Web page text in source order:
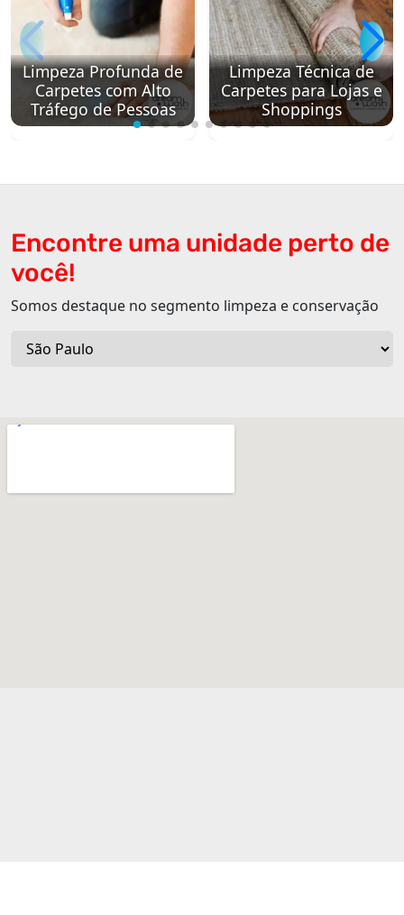
Limpeza Profunda de
Carpetes com Alto
Tráfego de Pessoas
Limpeza Técnica de
Carpetes para Lojas e
Shoppings
Encontre uma unidade perto de
você!
Somos destaque no segmento limpeza e conservação